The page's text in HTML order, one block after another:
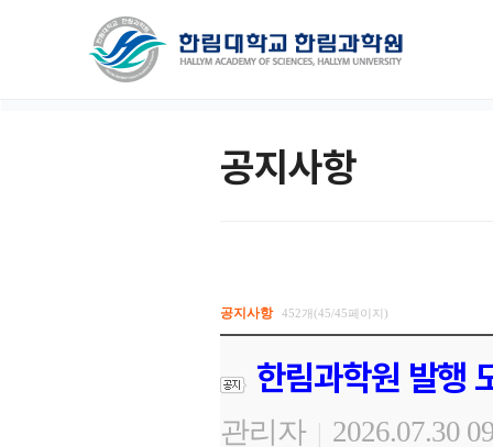
공지사항
공지사항 452개(45/45페이지)
한림과학원 발행
관리자 | 2026.07.30